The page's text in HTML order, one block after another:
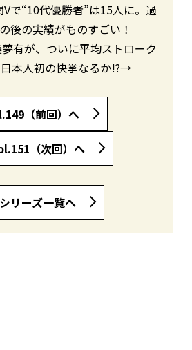
で“10代優勝者”は15人に。過
後の実績がものすごい！
有が、ついに平均ストローク
本人初の快挙なるか!?→
（前回）へ
（次回）へ
シリーズ一覧へ